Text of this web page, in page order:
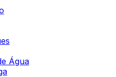
Água